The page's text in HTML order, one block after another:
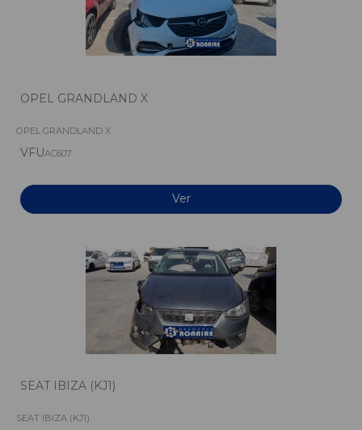
OPEL GRANDLAND X
OPEL GRANDLAND X
VFUAC607
Ver
SEAT IBIZA (KJ1)
SEAT IBIZA (KJ1)